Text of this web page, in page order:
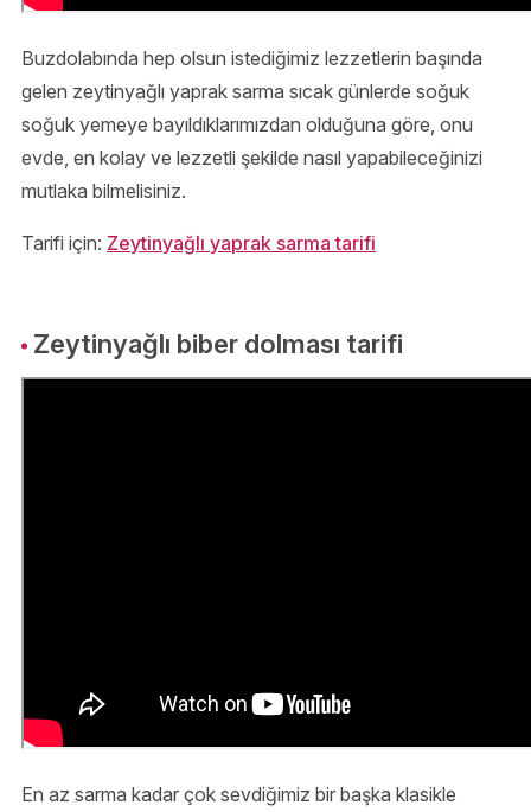
Buzdolabında hep olsun istediğimiz lezzetlerin başında
gelen zeytinyağlı yaprak sarma sıcak günlerde soğuk
soğuk yemeye bayıldıklarımızdan olduğuna göre, onu
evde, en kolay ve lezzetli şekilde nasıl yapabileceğinizi
mutlaka bilmelisiniz.
Tarifi için: Zeytinyağlı yaprak sarma tarifi
Zeytinyağlı biber dolması tarifi
En az sarma kadar çok sevdiğimiz bir başka klasikle